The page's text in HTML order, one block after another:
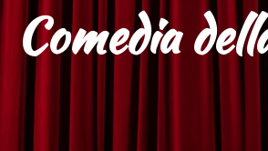
Comedia